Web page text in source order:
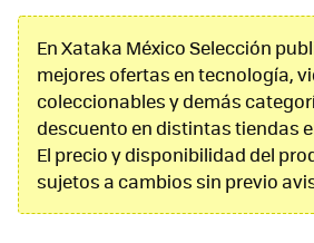
En Xataka México Selección
mejores ofertas en tecnología,
coleccionables y demás
descuento en distintas tiendas
El precio y disponibilidad del
sujetos a cambios sin previo